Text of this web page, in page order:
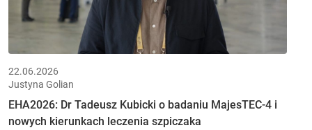
22.06.2026
Justyna Golian
EHA2026: Dr Tadeusz Kubicki o badaniu MajesTEC-4 i
nowych kierunkach leczenia szpiczaka